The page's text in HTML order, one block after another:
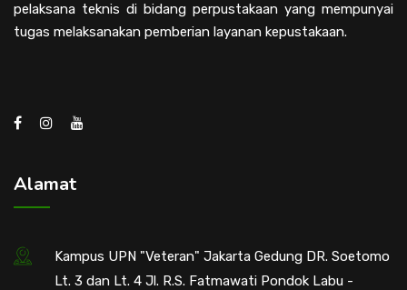
pelaksana teknis di bidang perpustakaan yang mempunyai
tugas melaksanakan pemberian layanan kepustakaan.
Alamat
Kampus UPN "Veteran" Jakarta Gedung DR. Soetomo
Lt. 3 dan Lt. 4 Jl. R.S. Fatmawati Pondok Labu -